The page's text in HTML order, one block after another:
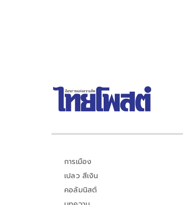
การเมือง
เปลว สีเงิน
คอลัมนิสต์